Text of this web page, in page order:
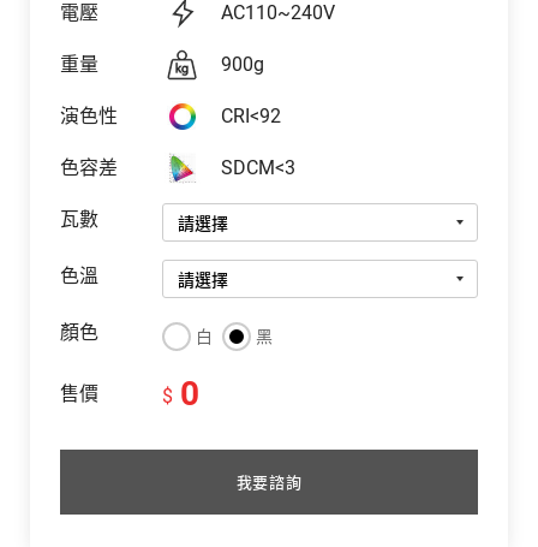
電壓 AC110~240V
重量 900g
演色性 CRI<92
色容差 SDCM<3
瓦數
色溫
顏色 白 黑
售價 $ 0
我要諮詢